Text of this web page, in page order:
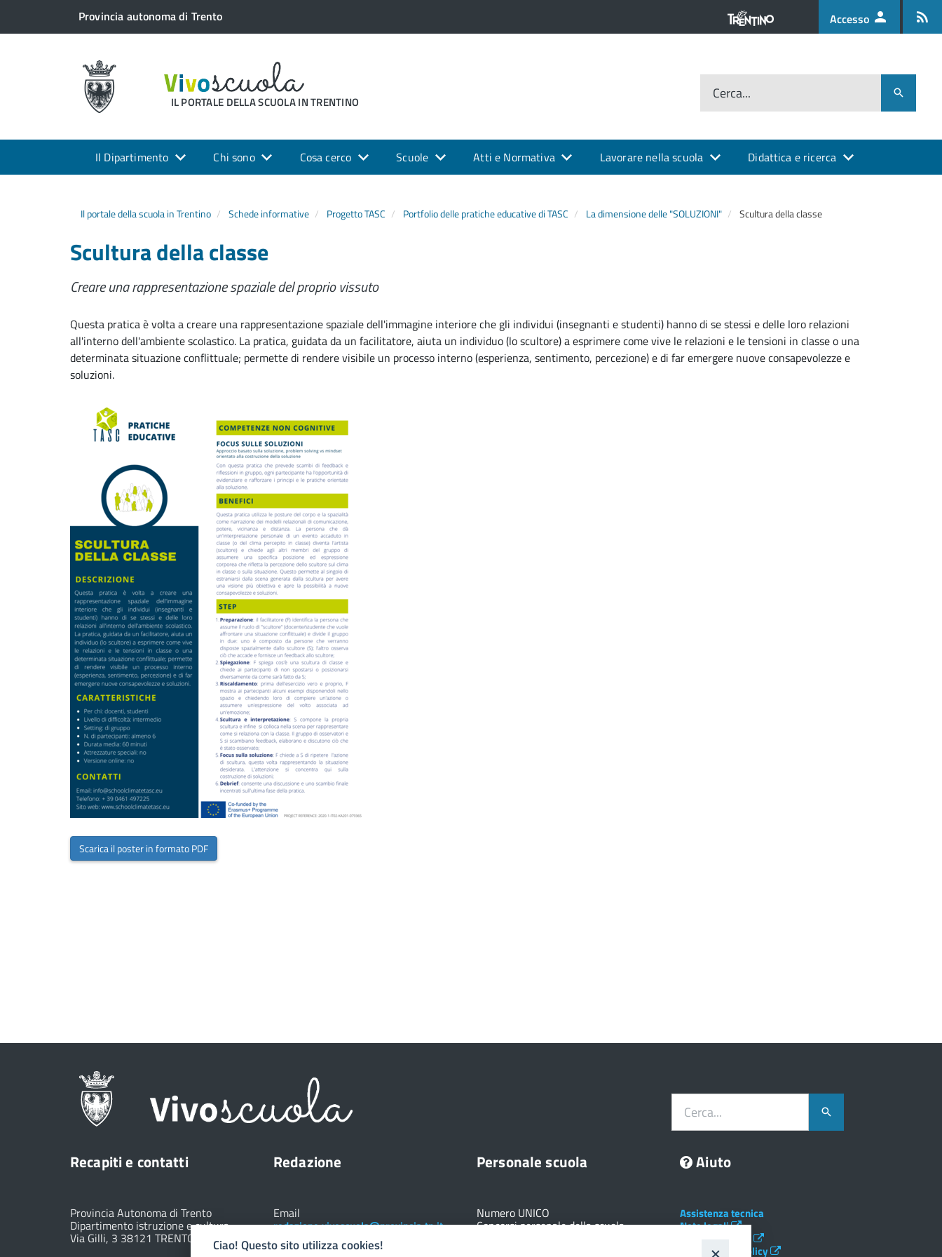
Provincia autonoma di Trento Accesso
IL PORTALE DELLA SCUOLA IN TRENTINO Cerca...
Il Dipartimento Chi sono Cosa cerco Scuole Atti e Normativa Lavorare nella scuola Didattica e ricerca
Il portale della scuola in Trentino Schede informative Progetto TASC Portfolio delle pratiche educative di TASC La dimensione delle "SOLUZIONI" Scultura della classe
Scultura della classe
Creare una rappresentazione spaziale del proprio vissuto
Questa pratica è volta a creare una rappresentazione spaziale dell'immagine interiore che gli individui (insegnanti e studenti) hanno di se stessi e delle loro relazioni
all'interno dell'ambiente scolastico. La pratica, guidata da un facilitatore, aiuta un individuo (lo scultore) a esprimere come vive le relazioni e le tensioni in classe o una
determinata situazione conflittuale; permette di rendere visibile un processo interno (esperienza, sentimento, percezione) e di far emergere nuove consapevolezze e
soluzioni.
Scarica il poster in formato PDF
Cerca...
Recapiti e contatti
Provincia Autonoma di Trento
Dipartimento istruzione e cultura
Via Gilli, 3 38121 TRENTO (TN)
Redazione
Email
redazione.vivoscuola@provincia.tn.it
Personale scuola
Numero UNICO
Concorsi personale della scuola
Aiuto
Assistenza tecnica
Note legali
Social Media Policy
Ciao! Questo sito utilizza cookies!